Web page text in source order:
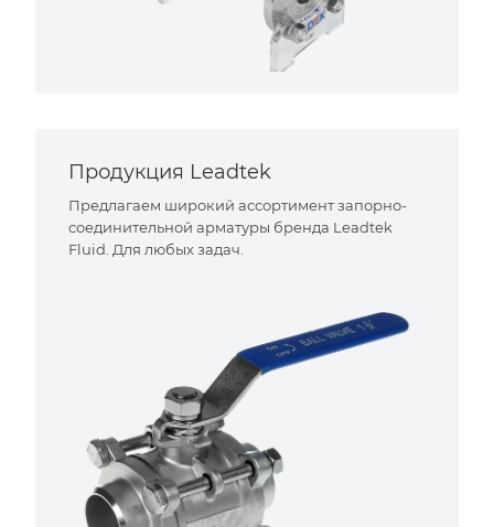
Продукция Leadtek
Предлагаем широкий ассортимент запорно-
соединительной арматуры бренда Leadtek
Fluid. Для любых задач.